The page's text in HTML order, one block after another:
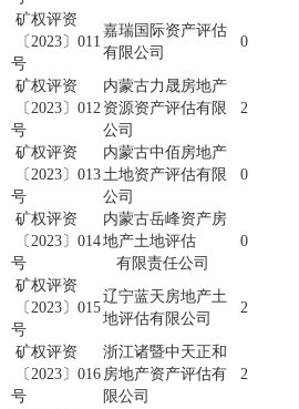
矿权评资
〔2023〕011
号
嘉瑞国际资产评估
有限公司
0
矿权评资
〔2023〕012
号
内蒙古力晟房地产
资源资产评估有限
公司
2
矿权评资
〔2023〕013
号
内蒙古中佰房地产
土地资产评估有限
公司
0
矿权评资
〔2023〕014
号
内蒙古岳峰资产房
地产土地评估
有限责任公司
0
矿权评资
〔2023〕015
号
辽宁蓝天房地产土
地评估有限公司
2
矿权评资
〔2023〕016
号
浙江诸暨中天正和
房地产资产评估有
限公司
2